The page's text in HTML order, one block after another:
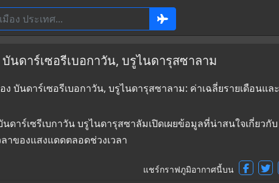
ดาร์เซอรีเบอกาวัน, บรูไนดารุสซาลาม
นดาร์เซอรีเบอกาวัน, บรูไนดารุสซาลาม: ค่าเฉลี่ยรายเดือนและ
าร์เซรีเบกาวัน บรูไนดารุสซาลัมเปิดเผยข้อมูลที่น่าสนใจเกี่ยวกับ
ของแสงแดดตลอดช่วงเวลา
แชร์กราฟภูมิอากาศนี้บน